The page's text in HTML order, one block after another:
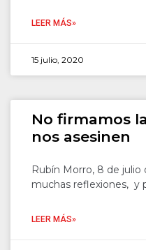
LEER MÁS»
15 julio, 2020
No firmamos
nos asesinen
Rubín Morro, 8 de
muchas reflexiones, y
LEER MÁS»